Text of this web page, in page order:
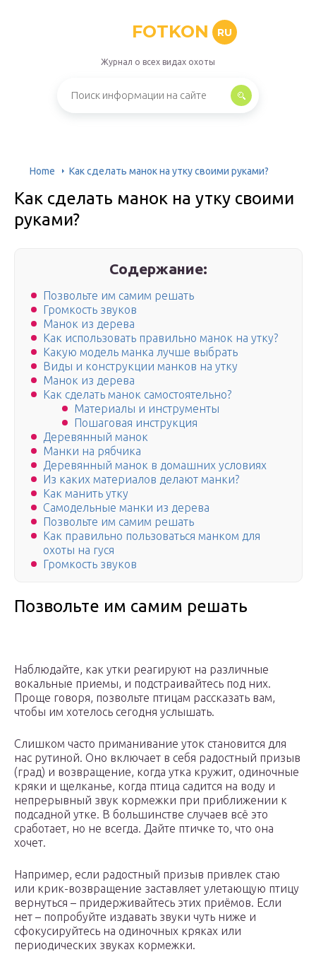
FOTKON RU
Журнал о всех видах охоты
Home Как сделать манок на утку своими руками?
Как сделать манок на утку своими
руками?
Содержание:
Позвольте им самим решать
Громкость звуков
Манок из дерева
Как использовать правильно манок на утку?
Какую модель манка лучше выбрать
Виды и конструкции манков на утку
Манок из дерева
Как сделать манок самостоятельно?
Материалы и инструменты
Пошаговая инструкция
Деревянный манок
Манки на рябчика
Деревянный манок в домашних условиях
Из каких материалов делают манки?
Как манить утку
Самодельные манки из дерева
Позвольте им самим решать
Как правильно пользоваться манком для
охоты на гуся
Громкость звуков
Позвольте им самим решать
Наблюдайте, как утки реагируют на различные
вокальные приемы, и подстраивайтесь под них.
Проще говоря, позвольте птицам рассказать вам,
чтобы им хотелось сегодня услышать.
Слишком часто приманивание уток становится для
нас рутиной. Оно включает в себя радостный призыв
(град) и возвращение, когда утка кружит, одиночные
кряки и щелканье, когда птица садится на воду и
непрерывный звук кормежки при приближении к
подсадной утке. В большинстве случаев всё это
сработает, но не всегда. Дайте птичке то, что она
хочет.
Например, если радостный призыв привлек стаю
или крик-возвращение заставляет улетающую птицу
вернуться – придерживайтесь этих приёмов. Если
нет – попробуйте издавать звуки чуть ниже и
сфокусируйтесь на одиночных кряках или
периодических звуках кормежки.